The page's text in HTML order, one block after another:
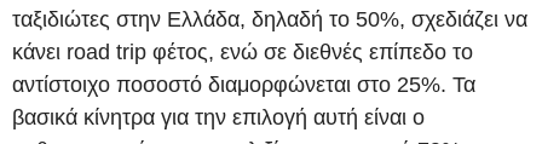
ταξιδιώτες στην Ελλάδα, δηλαδή το 50%, σχεδιάζει να
κάνει road trip φέτος, ενώ σε διεθνές επίπεδο το
αντίστοιχο ποσοστό διαμορφώνεται στο 25%. Τα
βασικά κίνητρα για την επιλογή αυτή είναι ο